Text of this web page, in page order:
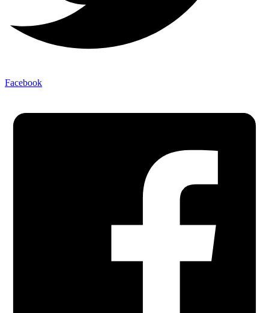
Facebook